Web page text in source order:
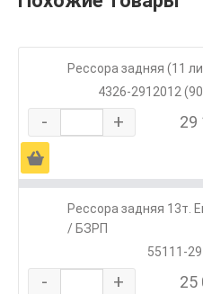
Рессора задняя (11
4326-2912012
- + 29
Ä
Рессора задняя 13т.
/ БЗРП
55111-
- + 25